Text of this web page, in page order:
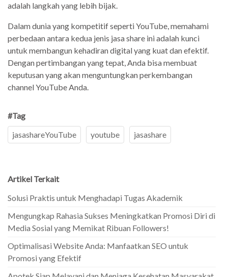
adalah langkah yang lebih bijak.
Dalam dunia yang kompetitif seperti YouTube, memahami
perbedaan antara kedua jenis jasa share ini adalah kunci
untuk membangun kehadiran digital yang kuat dan efektif.
Dengan pertimbangan yang tepat, Anda bisa membuat
keputusan yang akan menguntungkan perkembangan
channel YouTube Anda.
#Tag
jasashareYouTube
youtube jasashare
Artikel Terkait
Solusi Praktis untuk Menghadapi Tugas Akademik
Mengungkap Rahasia Sukses Meningkatkan Promosi Diri di
Media Sosial yang Memikat Ribuan Followers!
Optimalisasi Website Anda: Manfaatkan SEO untuk
Promosi yang Efektif